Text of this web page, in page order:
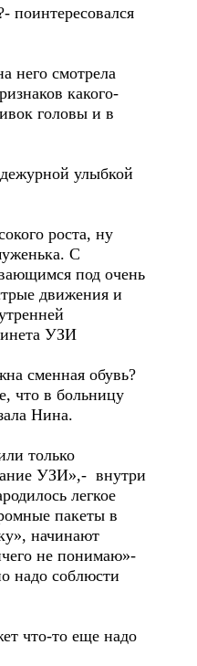
поинтересовался
него смотрела
какого-
головы и в
улыбкой
роста, ну
С
под очень
движения и
УЗИ
сменная обувь?
что в больницу
Нина.
только
УЗИ»,- внутри
легкое
пакеты в
начинают
не понимаю»-
надо соблюсти
что-то еще надо